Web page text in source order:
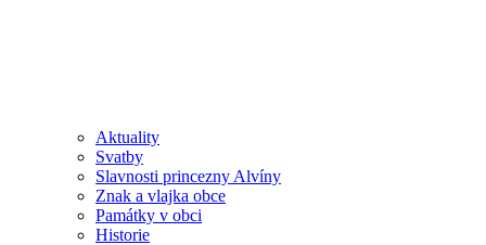
Aktuality
Svatby
Slavnosti princezny Alvíny
Znak a vlajka obce
Památky v obci
Historie